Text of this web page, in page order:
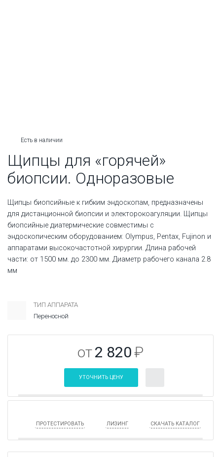
Есть в наличии
Щипцы для «горячей»
биопсии. Одноразовые
Щипцы биопсийные к гибким эндоскопам, предназначены
для дистанционной биопсии и электорокоагуляции. Щипцы
биопсийные диатермические совместимы с
эндоскопическим оборудованием: Olympus, Pentax, Fujinon и
аппаратами высокочастотной хирургии. Длина рабочей
части: от 1500 мм. до 2300 мм. Диаметр рабочего канала 2.8
мм
ТИП АППАРАТА
Переносной
от2 820₽
УТОЧНИТЬ ЦЕНУ
ПРОТЕСТИРОВАТЬ ЛИЗИНГ СКАЧАТЬ КАТАЛОГ